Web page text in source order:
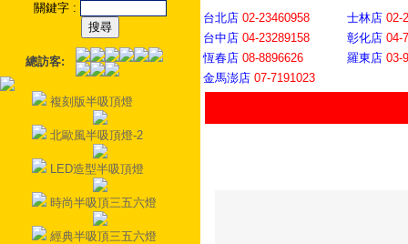
關鍵字 :
總訪客:
複刻版半吸頂燈
北歐風半吸頂燈-2
LED造型半吸頂燈
時尚半吸頂三五六燈
經典半吸頂三五六燈
台北店 02-23460958 士林店 02-
台中店 04-23289158 彰化店 04-
恆春店 08-8896626 羅東店 03-
金馬澎店 07-7191023